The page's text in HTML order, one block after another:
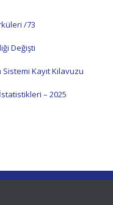
/73
Değişti
Kayıt Kılavuzu
– 2025